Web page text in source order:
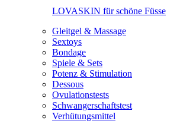
LOVASKIN für schöne Füsse
Gleitgel & Massage
Sextoys
Bondage
Spiele & Sets
Potenz & Stimulation
Dessous
Ovulationstests
Schwangerschaftstest
Verhütungsmittel